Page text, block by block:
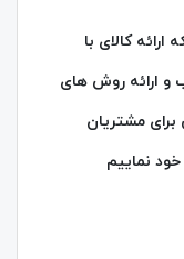
کالای با
ارائه روش های
مشتریان
نماییم